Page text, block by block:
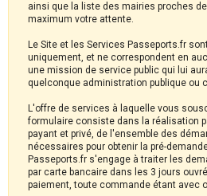
ainsi que la liste des mairies proches
maximum votre attente.
Le Site et les Services Passeports.fr
uniquement, et ne correspondent en
une mission de service public qui lui
quelconque administration publique ou
L'offre de services à laquelle vous
formulaire consiste dans la réalisation
payant et privé, de l'ensemble des
nécessaires pour obtenir la pré-
Passeports.fr s'engage à traiter les
par carte bancaire dans les 3 jours
paiement, toute commande étant avec